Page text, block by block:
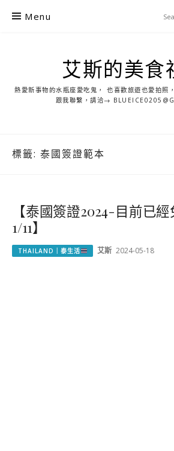
Menu
艾斯的美食
熱愛新事物的水瓶座愛吃鬼， 也喜歡旅遊也愛拍照
跟我聯繫，請洽→
標籤: 泰國簽證範本
【泰國簽證2024-目前已
1/11】
THAILAND｜泰生活 艾斯 2024-05-18